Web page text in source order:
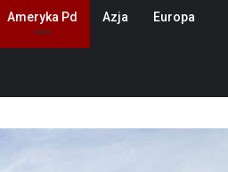
Ameryka Pd Azja Europa